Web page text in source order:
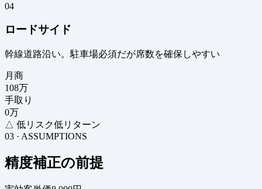
04
ロードサイド
幹線道路沿い。駐車場必須だが席数を確保しやすい
月商
108万
手取り
0万
△ 低リスク低リターン
03 · ASSUMPTIONS
精度補正の前提